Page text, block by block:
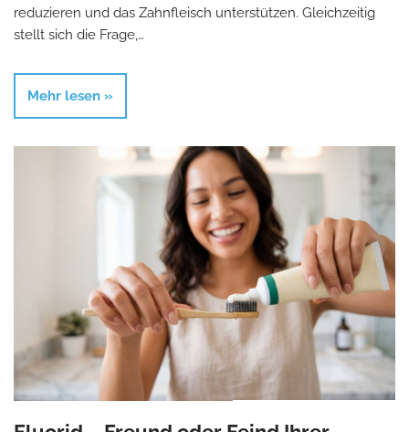
reduzieren und das Zahnfleisch unterstützen. Gleichzeitig
stellt sich die Frage,…
Mehr lesen »